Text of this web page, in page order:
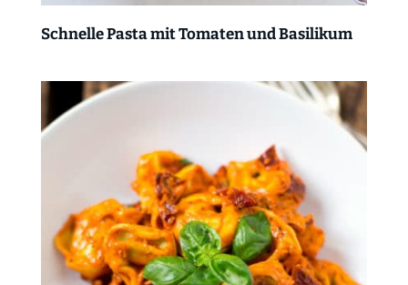
Schnelle Pasta mit Tomaten und Basilikum